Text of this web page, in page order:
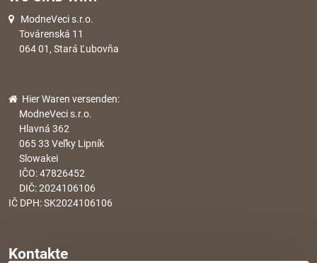
ModneVeci s.r.o.
Továrenská 11
064 01, Stará Ľubovňa
Hier Waren versenden:
ModneVeci s.r.o.
Hlavná 362
065 33 Veľky Lipník
Slowakei
IČO: 47826452
DIČ: 2024106106
IČ DPH: SK2024106106
Kontakte